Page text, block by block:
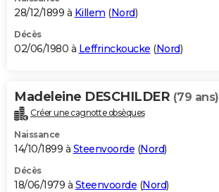
28/12/1899 à Killem (Nord)
Décès
02/06/1980 à Leffrinckoucke (Nord)
Madeleine DESCHILDER (79 ans)
Créer une cagnotte obsèques
Naissance
14/10/1899 à Steenvoorde (Nord)
Décès
18/06/1979 à Steenvoorde (Nord)